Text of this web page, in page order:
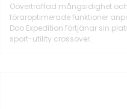
Oöverträffad mångsidighet
föraroptimerade funktioner
Doo Expedition förtjänar sin
sport-utility crossover.